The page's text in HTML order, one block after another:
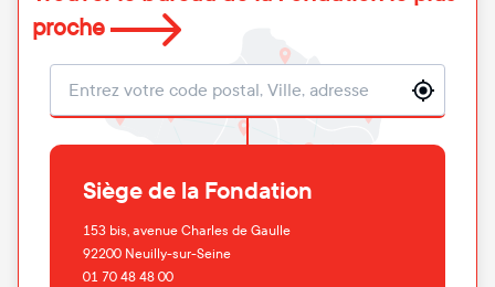
proche
Localisation
Siège de la Fondation
153 bis, avenue Charles de Gaulle
92200 Neuilly-sur-Seine
01 70 48 48 00